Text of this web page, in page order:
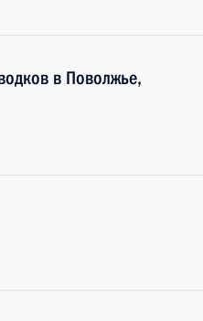
в Поволжье,